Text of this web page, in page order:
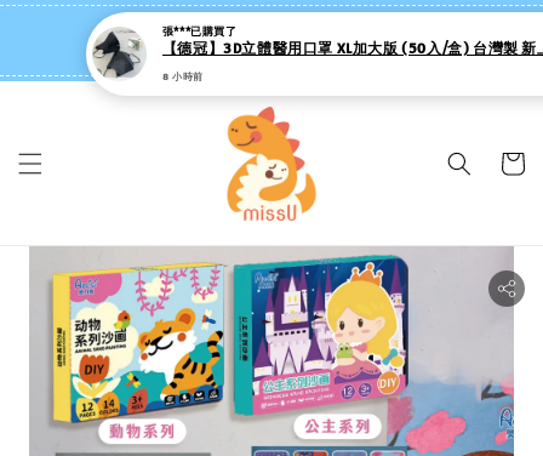
missU 迷思悠官方旗艦店 ❤️ 迷粉招募中
👉點我【追蹤社群送 $20 】
張***已購買了
8 小時前